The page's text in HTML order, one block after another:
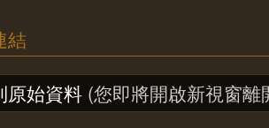
結
原始資料 (您即將開啟新視窗離